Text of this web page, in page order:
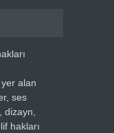
alan
ses
dizayn,
hakları